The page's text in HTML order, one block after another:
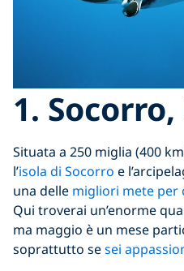
1.
Situata a 250 miglia (400
l’isola di Socorro e
una delle migliori mete per
Qui troverai un’enorme
ma maggio è un mese
soprattutto sesei